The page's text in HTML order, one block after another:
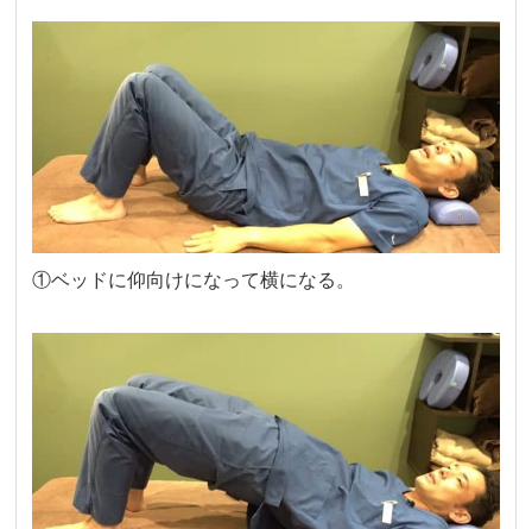
①ベッドに仰向けになって横になる。